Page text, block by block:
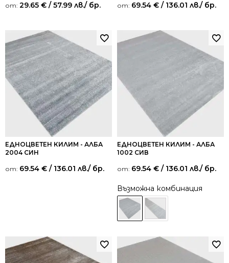
от: 29.65 € / 57.99 лв./ бр. от: 69.54 € / 136.01 лв./ бр.
ЕДНОЦВЕТЕН КИЛИМ - АЛБА
2004 СИН
от: 69.54 € / 136.01 лв./ бр.
ЕДНОЦВЕТЕН КИЛИМ - АЛБА
1002 СИВ
от: 69.54 € / 136.01 лв./ бр.
Възможна комбинация